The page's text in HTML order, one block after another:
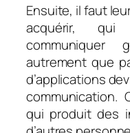
Ensuite, il faut
acquérir,
autrement que
d’applications
communication.
qui produit des